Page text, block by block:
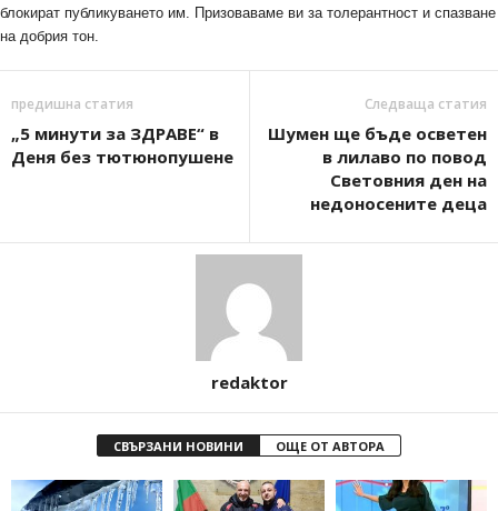
блокират публикуването им. Призоваваме ви за толерантност и спазване
на добрия тон.
предишна статия
„5 минути за ЗДРАВЕ“ в
Деня без тютюнопушене
Следваща статия
Шумен ще бъде осветен
в лилаво по повод
Световния ден на
недоносените деца
redaktor
СВЪРЗАНИ НОВИНИ ОЩЕ ОТ АВТОРА